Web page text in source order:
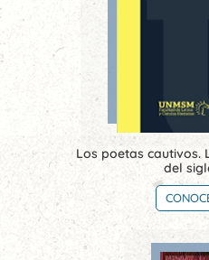
Los poetas cautivos.
del